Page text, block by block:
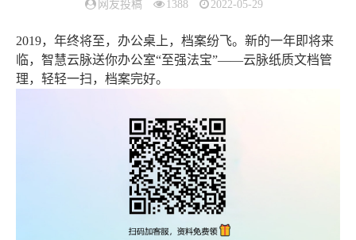
网友投稿 1388 2022-05-29
2019，年终将至，办公桌上，档案纷飞。新的一年即将来
临，智慧云脉送你办公室“至强法宝”——云脉纸质文档管
理，轻轻一扫，档案完好。